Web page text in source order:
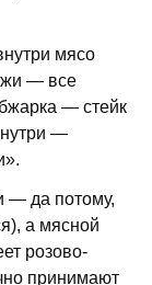
мясо
— все
— стейк
—
— да потому,
а мясной
розово-
принимают